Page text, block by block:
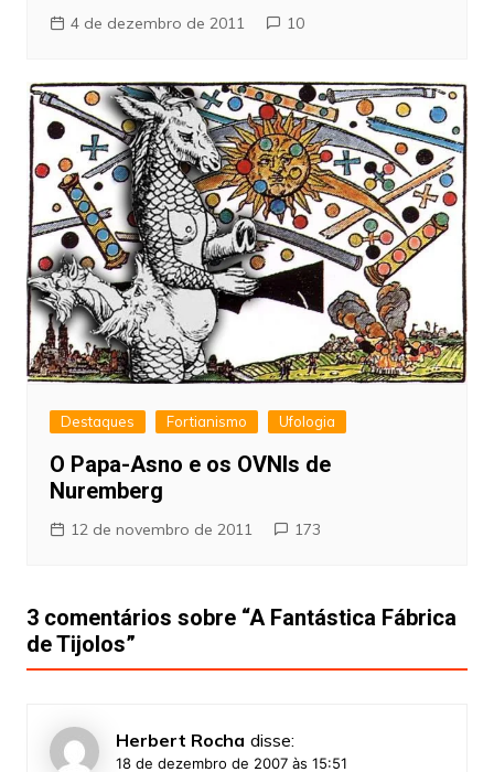
4 de dezembro de 2011 10
Destaques Fortianismo Ufologia
O Papa-Asno e os OVNIs de
Nuremberg
12 de novembro de 2011 173
3 comentários sobre “A Fantástica Fábrica
de Tijolos”
Herbert Rocha disse:
18 de dezembro de 2007 às 15:51